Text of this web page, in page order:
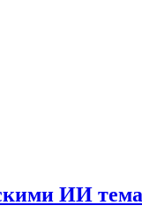
ИИ